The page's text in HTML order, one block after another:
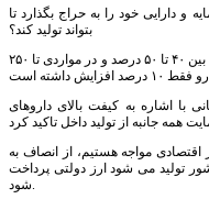
و دارایی خود را به حراج بگذارد تا
بتواند تولید کند؟
وی اظهار کرد: در شرایطی که قیمت برخی نهاده ها بین ۴۰ تا ۵۰ درصد و در مواردی تا ۲۵۰
با اشاره به کیفت بالای داروهای
اقتصادی مواجه هستیم، از انصاف به
تولید می شود ارز دولتی پرداخت
شود.